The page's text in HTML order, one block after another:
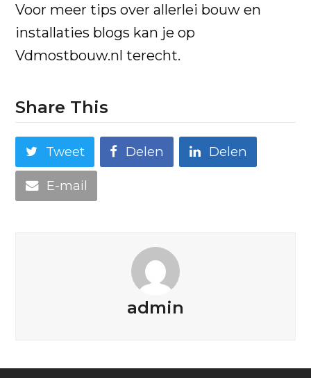
Voor meer tips over allerlei bouw en
installaties blogs kan je op
Vdmostbouw.nl terecht.
Share This
Tweet Delen Delen
E-mail
admin